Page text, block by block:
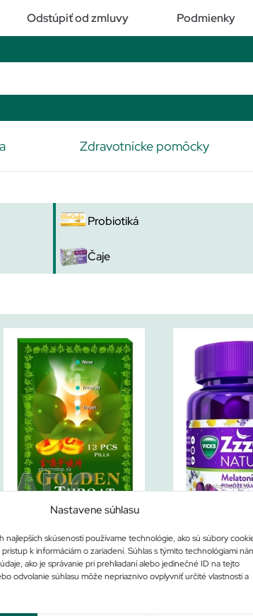
Nastavene súhlasu
najlepších skúseností používame technológie, ako sú súbory
k informáciám o zariadení. Súhlas s týmito technológiami
ako je správanie pri prehliadaní alebo jedinečné ID na tejto
odvolanie súhlasu môže nepriaznivo ovplyvniť určité vlastnosti a
Odstúpiť od zmluvy Podmienky
Zdravotnícke pomôcky
Probiotiká
Čaje
Zlaté hrdlo – Amazonas
Nie je na sklade
ZzzQuil